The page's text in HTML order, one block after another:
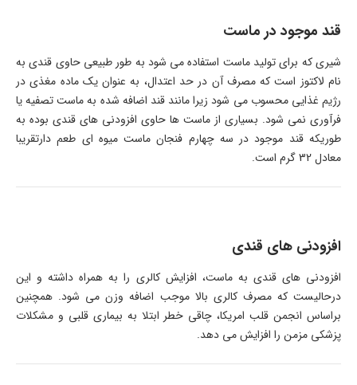
قند موجود در ماست
شیری که برای تولید ماست استفاده می شود به طور طبیعی حاوی قندی به
نام لاکتوز است که مصرف آن در حد اعتدال، به عنوان یک ماده مغذی در
رژیم غذایی محسوب می شود زیرا مانند قند اضافه شده به ماست تصفیه یا
فرآوری نمی شود. بسیاری از ماست ها حاوی افزودنی های قندی بوده به
طوریکه قند موجود در سه چهارم فنجان ماست میوه ای طعم دارتقریبا
معادل 32 گرم است.
افزودنی های قندی
افزودنی های قندی به ماست، افزایش کالری را به همراه داشته و این
درحالیست که مصرف کالری بالا موجب اضافه وزن می شود. همچنین
براساس انجمن قلب امریکا، چاقی خطر ابتلا به بیماری قلبی و مشکلات
پزشکی مزمن را افزایش می دهد.